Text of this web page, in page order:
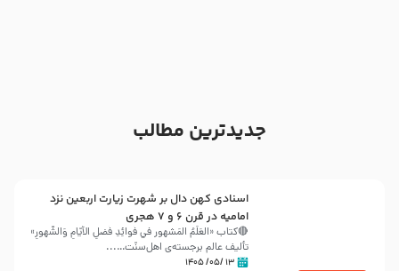
جدیدترین مطالب
اسنادی کهن دال بر شهرت زیارت اربعین نزد
امامیه در قرن ۶ و ۷ هجری
🔴کتاب «العَلَمُ المَشهور في فَوائِدِ فَضلِ الأيّامِ وَالشُّهورِ»
تألیف عالم برجسته‌ی اهل‌سنّت…...
۱۳ /۰۵/ ۱۴۰۵